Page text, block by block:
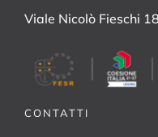
Viale Nicolò Fieschi
CONTATTI